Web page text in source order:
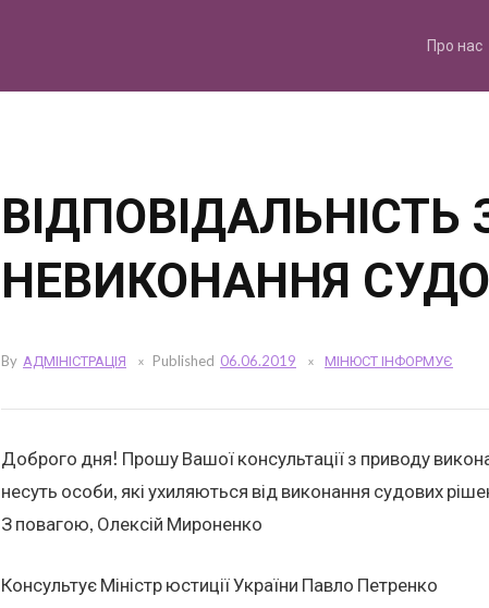
Про нас
ВІДПОВІДАЛЬНІСТЬ
НЕВИКОНАННЯ
By АДМІНІСТРАЦІЯ Published 06.06.2019 МІНЮСТ ІНФОРМУЄ
Доброго дня! Прошу Вашої консультації з приводу
несуть особи, які ухиляються від виконання судових
З повагою, Олексій Мироненко
Консультує Міністр юстиції України Павло Петренко